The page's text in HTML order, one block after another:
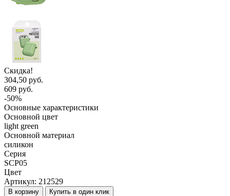
Скидка!
304,50 руб.
609 руб.
-50%
Основные характеристики
Основной цвет
light green
Основной материал
силикон
Серия
SCP05
Цвет
Артикул: 212529
В корзину Купить в один клик